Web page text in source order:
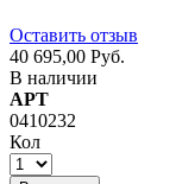
Оставить отзыв
40 695,00 Руб.
В наличии
АРТ
0410232
Кол